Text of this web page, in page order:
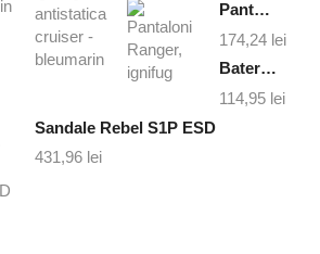
Pantaloni Ranger, ignifug
174,24 lei
Baterie externa magsafe 10000 mAh
114,95 lei
Sandale Rebel S1P ESD
431,96 lei